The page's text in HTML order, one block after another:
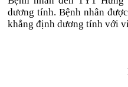
dương tính. Bệnh nhân
khẳng định dương tính với